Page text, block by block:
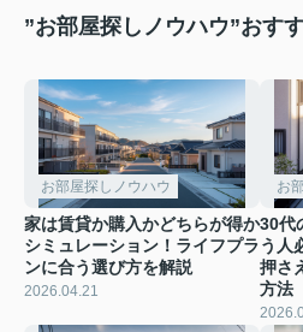
”お部屋探しノウハウ”おす
お部屋探しノウハウ
家は賃貸か購入かどちらが得か
シミュレーション！ライフプラ
ンに合う選び方を解説
2026.04.21
お
30代
う人
押さ
方法